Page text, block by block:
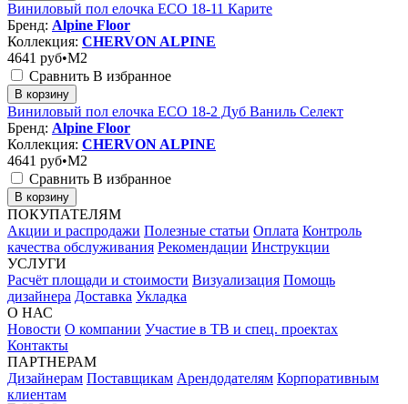
Виниловый пол елочка ECO 18-11 Карите
Бренд: Alpine Floor
Коллекция: CHERVON ALPINE
4641 руб•M2
Сравнить В избранное
В корзину
Виниловый пол елочка ECO 18-2 Дуб Ваниль Селект
Бренд: Alpine Floor
Коллекция: CHERVON ALPINE
4641 руб•M2
Сравнить В избранное
В корзину
ПОКУПАТЕЛЯМ
Акции и распродажи Полезные статьи Оплата Контроль
качества обслуживания Рекомендации Инструкции
УСЛУГИ
Расчёт площади и стоимости Визуализация Помощь
дизайнера Доставка Укладка
О НАС
Новости О компании Участие в ТВ и спец. проектах
Контакты
ПАРТНЕРАМ
Дизайнерам Поставщикам Арендодателям Корпоративным
клиентам